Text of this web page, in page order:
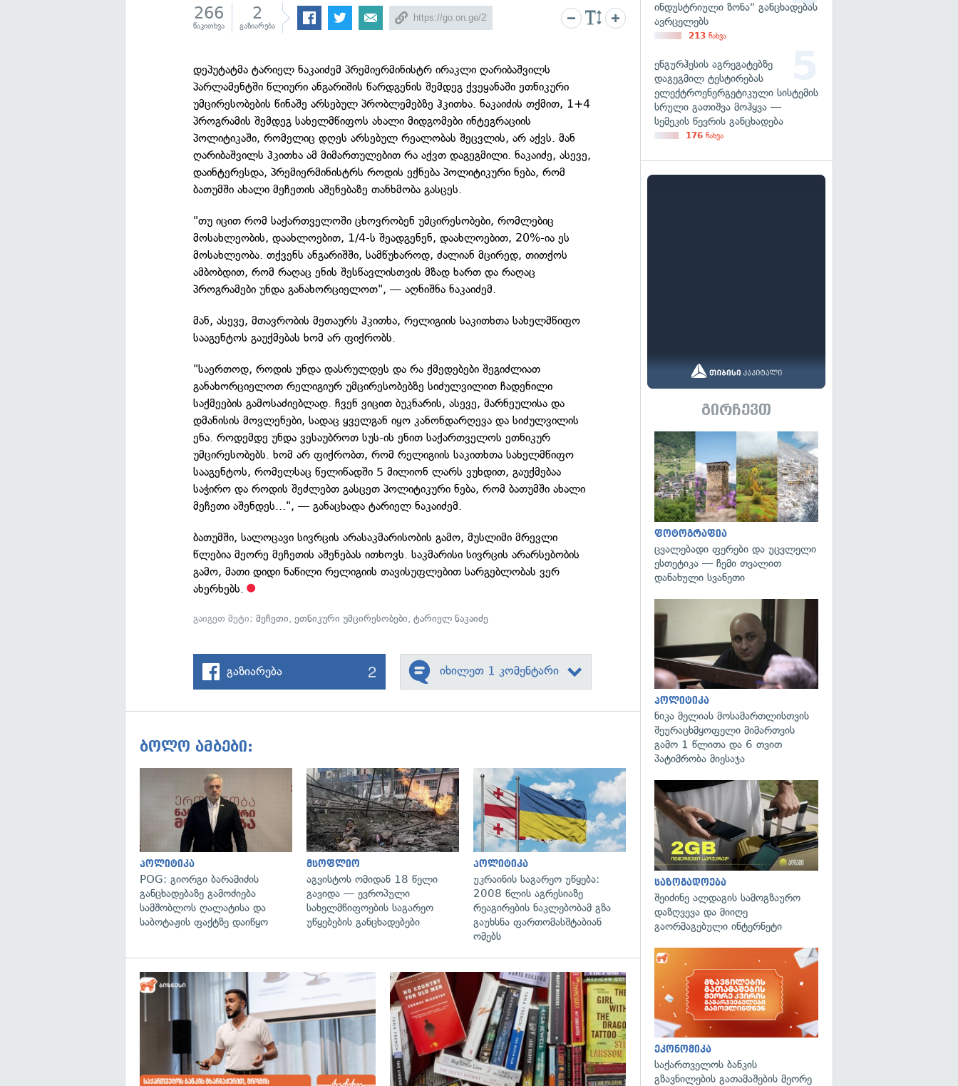
266
წაკითხვა
2
გაზიარება
დეპუტატმა ტარიელ ნაკაიძემ პრემიერმინისტრ ირაკლი ღარიბაშვილს
პარლამენტში წლიური ანგარიშის წარდგენის შემდეგ ქვეყანაში ეთნიკური
უმცირესობების წინაშე არსებულ პრობლემებზე ჰკითხა. ნაკაიძის თქმით, 1+4
პროგრამის შემდეგ სახელმწიფოს ახალი მიდგომები ინტეგრაციის
პოლიტიკაში, რომელიც დღეს არსებულ რეალობას შეცვლის, არ აქვს. მან
ღარიბაშვილს ჰკითხა ამ მიმართულებით რა აქვთ დაგეგმილი. ნაკაიძე, ასევე,
დაინტერესდა, პრემიერმინისტრს როდის ექნება პოლიტიკური ნება, რომ
ბათუმში ახალი მეჩეთის აშენებაზე თანხმობა გასცეს.
"თუ იცით რომ საქართველოში ცხოვრობენ უმცირესობები, რომლებიც
მოსახლეობის, დაახლოებით, 1/4-ს შეადგენენ, დაახლოებით, 20%-ია ეს
მოსახლეობა. თქვენს ანგარიშში, სამწუხაროდ, ძალიან მცირედ, თითქოს
ამბობდით, რომ რაღაც ენის შესწავლისთვის მზად ხართ და რაღაც
პროგრამები უნდა განახორციელოთ", — აღნიშნა ნაკაიძემ.
მან, ასევე, მთავრობის მეთაურს ჰკითხა, რელიგიის საკითხთა სახელმწიფო
სააგენტოს გაუქმებას ხომ არ ფიქრობს.
"საერთოდ, როდის უნდა დასრულდეს და რა ქმედებები შეგიძლიათ
განახორციელოთ რელიგიურ უმცირესობებზე სიძულვილით ჩადენილი
საქმეების გამოსაძიებლად. ჩვენ ვიცით ბუკნარის, ასევე, მარნეულისა და
დმანისის მოვლენები, სადაც ყველგან იყო კანონდარღევა და სიძულვილის
ენა. როდემდე უნდა ვესაუბროთ სუს-ის ენით საქართველოს ეთნიკურ
უმცირესობებს. ხომ არ ფიქრობთ, რომ რელიგიის საკითხთა სახელმწიფო
სააგენტოს, რომელსაც წელიწადში 5 მილიონ ლარს ვუხდით, გაუქმებაა
საჭირო და როდის შეძლებთ გასცეთ პოლიტიკური ნება, რომ ბათუმში ახალი
მეჩეთი აშენდეს...", — განაცხადა ტარიელ ნაკაიძემ.
ბათუმში, სალოცავი სივრცის არასაკმარისობის გამო, მუსლიმი მრევლი
წლებია მეორე მეჩეთის აშენებას ითხოვს. საკმარისი სივრცის არარსებობის
გამო, მათი დიდი ნაწილი რელიგიის თავისუფლებით სარგებლობას ვერ
ახერხებს.
გაიგეთ მეტი:მეჩეთი,ეთნიკური უმცირესობები,ტარიელ ნაკაიძე
გაზიარება 2 იხილეთ 1 კომენტარი
ბოლო ამბები:
გადახედვა
პოლიტიკა
POG: გიორგი ბარამიძის
განცხადებაზე გამოძიება
სამშობლოს ღალატისა და
საბოტაჟის ფაქტზე დაიწყო
გადახედვა
მსოფლიო
აგვისტოს ომიდან 18 წელი
გავიდა — ევროპული
სახელმწიფოების საგარეო
უწყებების განცხადებები
გადახედვა
პოლიტიკა
უკრაინის საგარეო უწყება:
2008 წლის აგრესიაზე
რეაგირების ნაკლებობამ გზა
გაუხსნა ფართომასშტაბიან
ომებს
გადახედვა
ინდუსტრიული ზონა" განცხადებას
ავრცელებს
213 ნახვა
ენგურჰესის აგრეგატებზე
დაგეგმილ ტესტირებას
ელექტროენერგეტიკული სისტემის
სრული გათიშვა მოჰყვა —
სემეკის წევრის განცხადება
176 ნახვა
გირჩევთ
ფოტოგრაფია
ცვალებადი ფერები და უცვლელი
ესთეტიკა — ჩემი თვალით
დანახული სვანეთი
პოლიტიკა
ნიკა მელიას მოსამართლისთვის
შეურაცხმყოფელი მიმართვის
გამო 1 წლითა და 6 თვით
პატიმრობა მიესაჯა
საზოგადოება
შეიძინე ალდაგის სამოგზაურო
დაზღვევა და მიიღე
გაორმაგებული ინტერნეტი
ეკონომიკა
საქართველოს ბანკის
გზავნილების გათამაშების მეორე